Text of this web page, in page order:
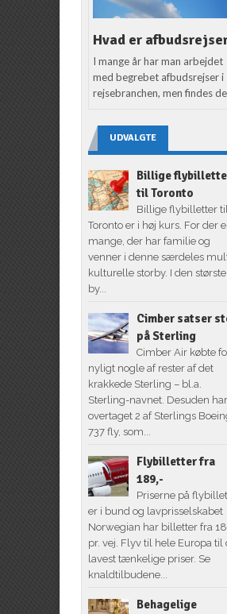
Hvad er
I mange år har man arbejdet
med begrebet afbudsrejser i
rejsebranchen, men findes
UDVALGTE
Billige
til Toronto
Billige flybilletter
Toronto er i høj kurs. For der
mange, der har familie og
venner i denne særdeles
kulturelle storby. I den største
by...
Cimber satser
på Sterling
Cimber Air købte
nyligt nogle af rester af det
krakkede Sterling – bl.a.
Sterling-navnet. Desuden
overtaget 2 af Sterlings
737 fly, som...
Flybilletter fra
189,-
Priserne på
er i bund og lavprisselskabet
Norwegian har billetter fra
pr. vej. Flyv til hele Europa til
lavest tænkelige priser. Se
knaldtilbudene...
Behagelige